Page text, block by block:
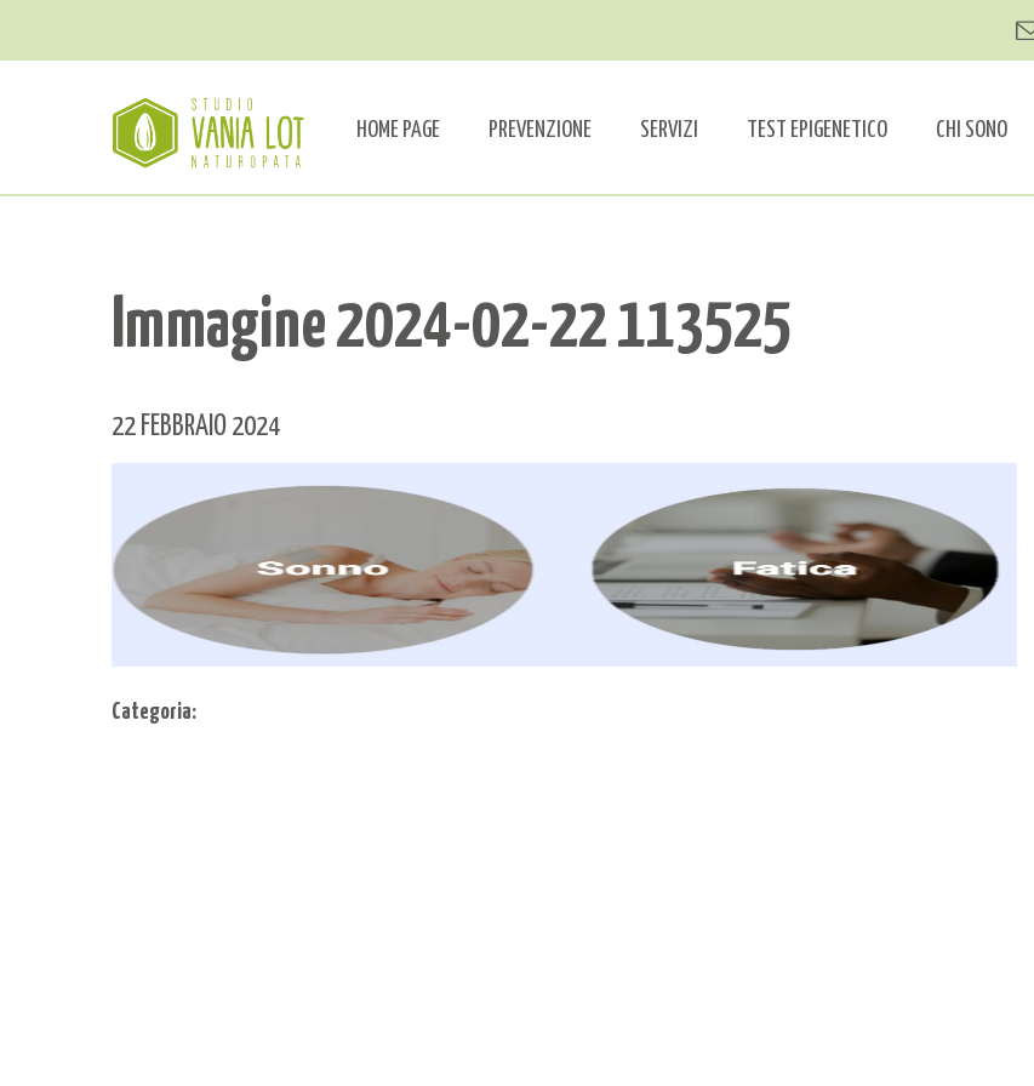
HOME PAGE PREVENZIONE SERVIZI TEST EPIGENETICO CHI SONO
Immagine 2024-02-22 113525
22 FEBBRAIO 2024
Categoria: